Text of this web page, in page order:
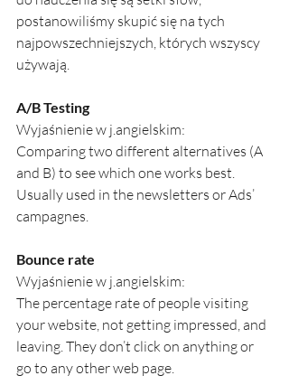
postanowiliśmy skupić się na tych
najpowszechniejszych, których wszyscy
używają.
A/B Testing
Wyjaśnienie w j.angielskim:
Comparing two different alternatives (A
and B) to see which one works best.
Usually used in the newsletters or Ads’
campagnes.
Bounce rate
Wyjaśnienie w j.angielskim:
The percentage rate of people visiting
your website, not getting impressed, and
leaving. They don’t click on anything or
go to any other web page.